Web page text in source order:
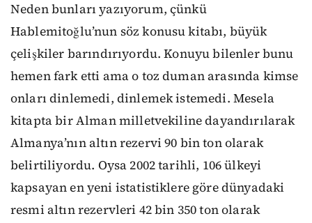
Neden bunları yazıyorum, çünkü
Hablemitoğlu’nun söz konusu kitabı, büyük
çelişkiler barındırıyordu. Konuyu bilenler bunu
hemen fark etti ama o toz duman arasında kimse
onları dinlemedi, dinlemek istemedi. Mesela
kitapta bir Alman milletvekiline dayandırılarak
Almanya’nın altın rezervi 90 bin ton olarak
belirtiliyordu. Oysa 2002 tarihli, 106 ülkeyi
kapsayan en yeni istatistiklere göre dünyadaki
resmi altın rezervleri 42 bin 350 ton olarak